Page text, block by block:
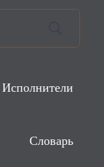
Исполнители
Словарь